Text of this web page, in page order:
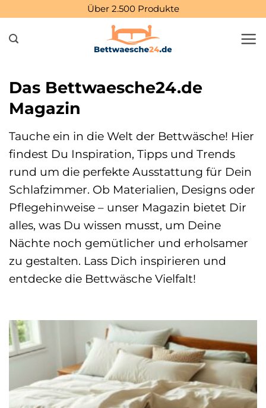
springen
Über 2.500 Produkte
Das Bettwaesche24.de
Magazin
Tauche ein in die Welt der Bettwäsche! Hier
findest Du Inspiration, Tipps und Trends
rund um die perfekte Ausstattung für Dein
Schlafzimmer. Ob Materialien, Designs oder
Pflegehinweise – unser Magazin bietet Dir
alles, was Du wissen musst, um Deine
Nächte noch gemütlicher und erholsamer
zu gestalten. Lass Dich inspirieren und
entdecke die Bettwäsche Vielfalt!